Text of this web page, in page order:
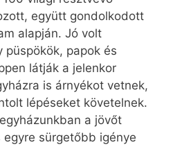
együtt gondolkodott
alapján. Jó volt
püspökök, papok és
látják a jelenkor
is árnyékot vetnek,
lépéseket követelnek.
a jövőt
sürgetőbb igénye